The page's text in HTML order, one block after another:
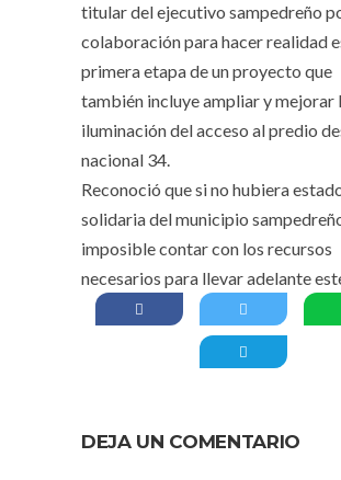
titular del ejecutivo sampedreño
colaboración para hacer realidad
primera etapa de un proyecto que
también incluye ampliar y mejorar
iluminación del acceso al predio
nacional 34.
Reconoció que si no hubiera
solidaria del municipio
imposible contar con los recursos
necesarios para llevar adelante
DEJA UN COMENTARIO